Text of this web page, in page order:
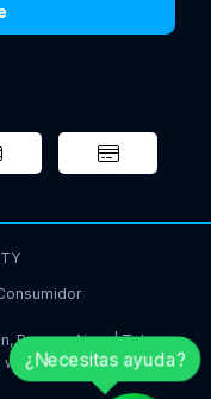
Buenos Aires | Tel:
www.gamingcity.com.ar
¿Necesitas ayuda?